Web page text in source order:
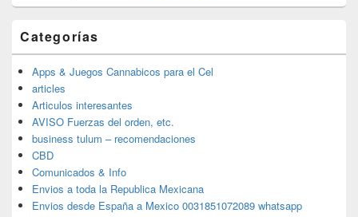
Categorías
Apps & Juegos Cannabicos para el Cel
articles
Articulos interesantes
AVISO Fuerzas del orden, etc.
business tulum – recomendaciones
CBD
Comunicados & Info
Envios a toda la Republica Mexicana
Envios desde España a Mexico 0031851072089 whatsapp